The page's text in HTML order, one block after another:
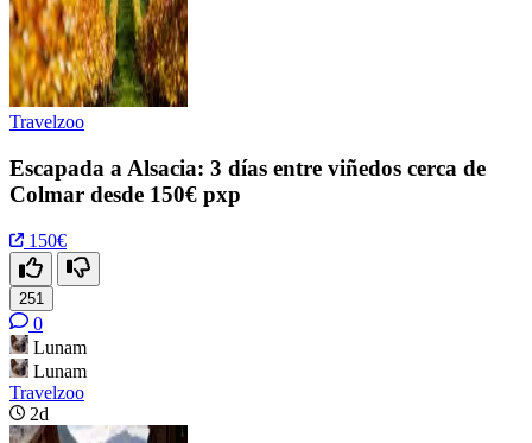
Travelzoo
Escapada a Alsacia: 3 días entre viñedos cerca de
Colmar desde 150€ pxp
150€
251
0
Lunam
Lunam
Travelzoo
2d